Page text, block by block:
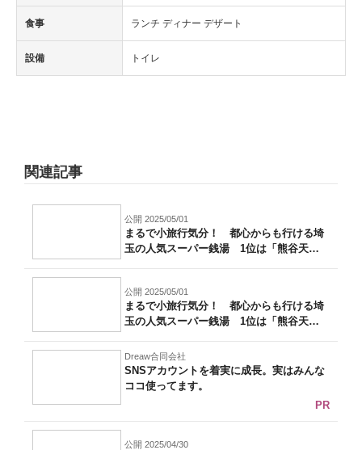
食事 ランチ ディナー デザート
設備 トイレ
関連記事
公開 2025/05/01
まるで小旅行気分！ 都心からも行ける埼
玉の人気スーパー銭湯 1位は「熊谷天然
公開 2025/05/01
まるで小旅行気分！ 都心からも行ける埼
玉の人気スーパー銭湯 1位は「熊谷天然
Dreaw合同会社
SNSアカウントを着実に成長。実はみんな
ココ使ってます。
PR
公開 2025/04/30